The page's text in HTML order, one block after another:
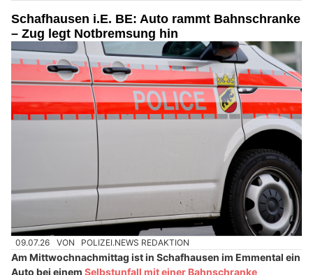
Schafhausen i.E. BE: Auto rammt Bahnschranke
– Zug legt Notbremsung hin
09.07.26 VON POLIZEI.NEWS REDAKTION
Am Mittwochnachmittag ist in Schafhausen im Emmental ein
Auto bei einem Selbstunfall mit einer Bahnschranke